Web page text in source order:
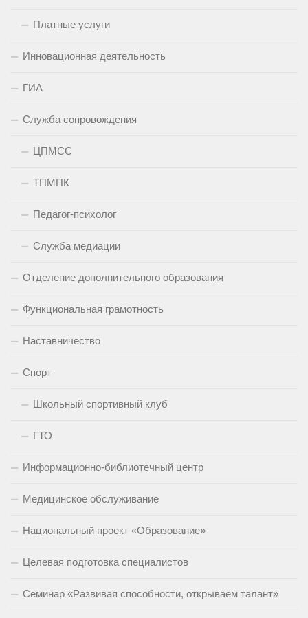
Платные услуги
Инновационная деятельность
ГИА
Служба сопровождения
ЦПМСС
ТПМПК
Педагог-психолог
Служба медиации
Отделение дополнительного образования
Функциональная грамотность
Наставничество
Спорт
Школьный спортивный клуб
ГТО
Информационно-библиотечный центр
Медицинское обслуживание
Национальный проект «Образование»
Целевая подготовка специалистов
Семинар «Развивая способности, открываем талант»